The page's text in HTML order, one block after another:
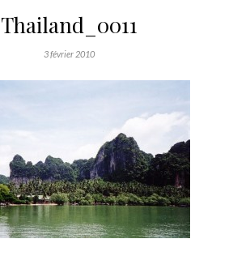
Thailand_0011
3 février 2010